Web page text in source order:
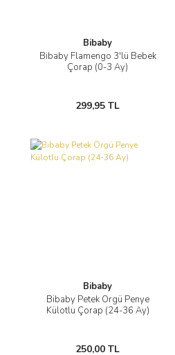
Bibaby
Bibaby Flamengo 3'lü Bebek
Çorap (0-3 Ay)
299,95 TL
Bibaby
Bibaby Petek Örgü Penye
Külotlu Çorap (24-36 Ay)
250,00 TL